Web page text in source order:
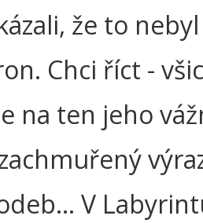
že to
Chci říct -
na ten jeho
V